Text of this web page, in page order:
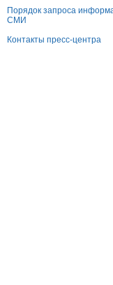
Порядок запроса
СМИ
Контакты пресс-центра